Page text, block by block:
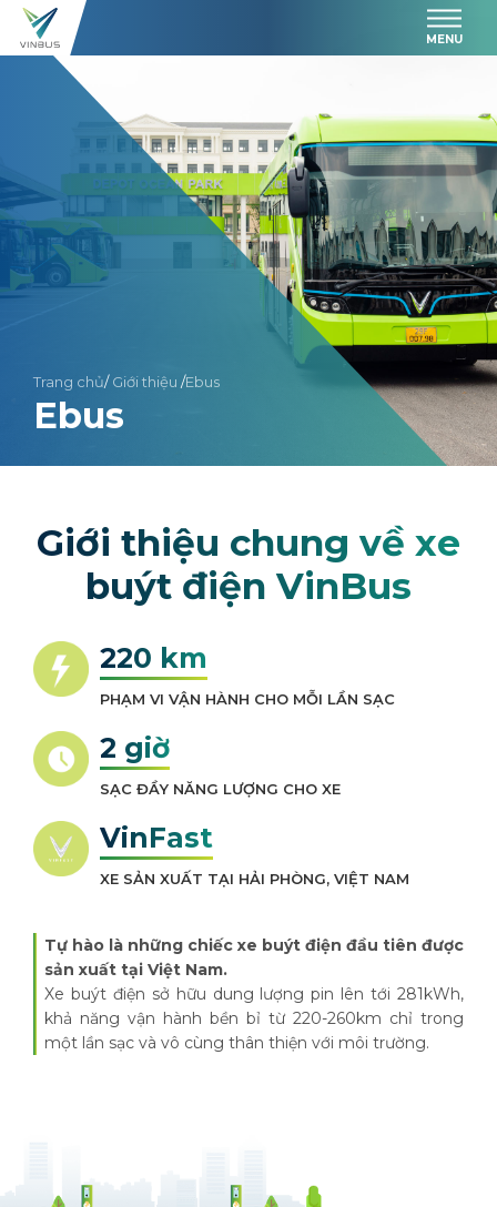
MENU
Trang chủ/ Giới thiệu /Ebus
Ebus
Giới thiệu chung về xe
buýt điện VinBus
220 km
PHẠM VI VẬN HÀNH CHO MỖI LẦN SẠC
2 giờ
SẠC ĐẦY NĂNG LƯỢNG CHO XE
VinFast
XE SẢN XUẤT TẠI HẢI PHÒNG, VIỆT NAM
Tự hào là những chiếc xe buýt điện đầu tiên được
sản xuất tại Việt Nam.
Xe buýt điện sở hữu dung lượng pin lên tới 281kWh,
khả năng vận hành bền bỉ từ 220-260km chỉ trong
một lần sạc và vô cùng thân thiện với môi trường.